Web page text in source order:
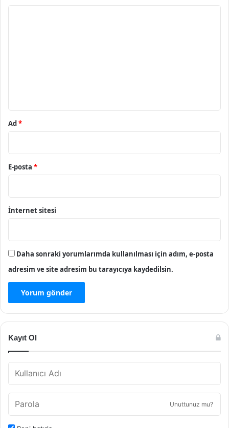
Ad*
E-posta *
İnternet sitesi
Daha sonraki yorumlarımda kullanılması için adım, e-posta
adresim ve site adresim bu tarayıcıya kaydedilsin.
Kayıt Ol
Unuttunuz mu?